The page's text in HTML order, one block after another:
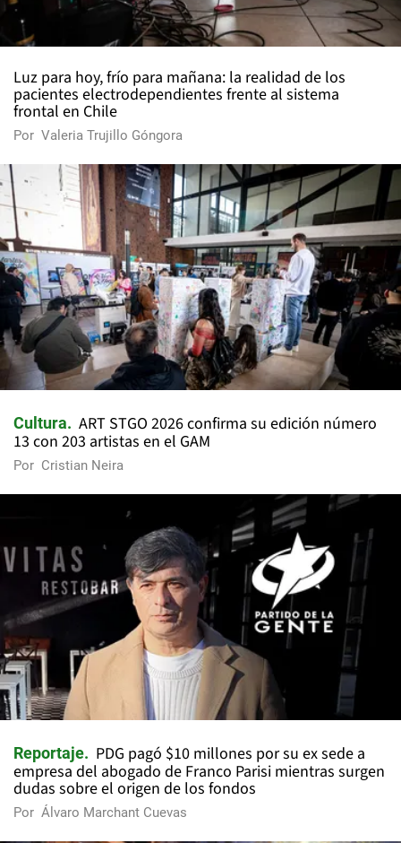
Luz para hoy, frío para mañana: la realidad de los
pacientes electrodependientes frente al sistema
frontal en Chile
Por Valeria Trujillo Góngora
Cultura
ART STGO 2026 confirma su edición número
13 con 203 artistas en el GAM
Por Cristian Neira
Reportaje
PDG pagó $10 millones por su ex sede a
empresa del abogado de Franco Parisi mientras surgen
dudas sobre el origen de los fondos
Por Álvaro Marchant Cuevas